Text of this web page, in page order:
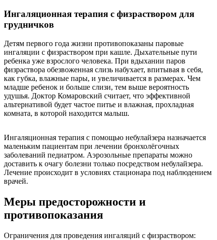
Ингаляционная терапия с физраствором для
грудничков
Детям первого года жизни противопоказаны паровые
ингаляции с физраствором при кашле. Дыхательные пути
ребенка уже взрослого человека. При вдыхании паров
физраствора обезвоженная слизь набухает, впитывая в себя,
как губка, влажные пары, и увеличивается в размерах. Чем
младше ребенок и больше слизи, тем выше вероятность
удушья. Доктор Комаровский считает, что эффективной
альтернативой будет частое питье и влажная, прохладная
комната, в которой находится малыш.
Ингаляционная терапия с помощью небулайзера назначается
маленьким пациентам при лечении бронхолёгочных
заболеваний педиатром. Аэрозольные препараты можно
доставить к очагу болезни только посредством небулайзера.
Лечение происходит в условиях стационара под наблюдением
врачей.
Меры предосторожности и
противопоказания
Ограничения для проведения ингаляций с физраствором: